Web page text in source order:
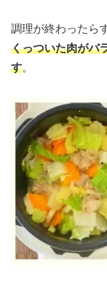
調理が終わったら
くっついた肉がバ
す。